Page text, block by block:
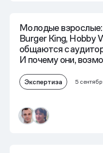
Молодые
Burger King, Hobby
общаются с
И почему они,
Экспертиза 5